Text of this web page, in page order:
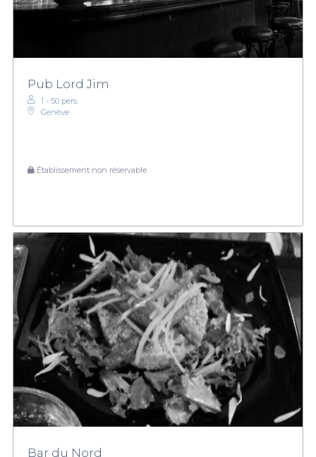
Pub Lord Jim
1 - 50 pers.
Genève
Établissement non réservable
Bar du Nord